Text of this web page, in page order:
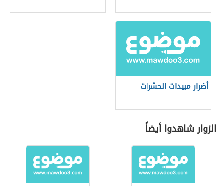
أضرار مبيدات الحشرات
الزوار شاهدوا أيضاً